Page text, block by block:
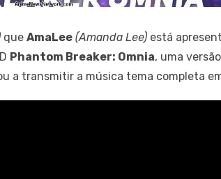
que AmaLee (Amanda Lee) está
Phantom Breaker: Omnia, uma
a transmitir a música tema completa